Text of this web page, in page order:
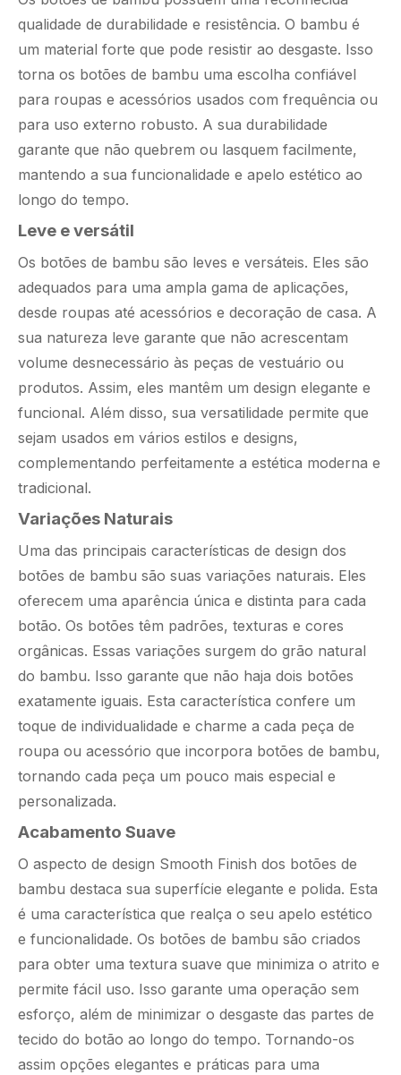
qualidade de durabilidade e resistência. O bambu é
um material forte que pode resistir ao desgaste. Isso
torna os botões de bambu uma escolha confiável
para roupas e acessórios usados ​​com frequência ou
para uso externo robusto. A sua durabilidade
garante que não quebrem ou lasquem facilmente,
mantendo a sua funcionalidade e apelo estético ao
longo do tempo.
Leve e versátil
Os botões de bambu são leves e versáteis. Eles são
adequados para uma ampla gama de aplicações,
desde roupas até acessórios e decoração de casa. A
sua natureza leve garante que não acrescentam
volume desnecessário às peças de vestuário ou
produtos. Assim, eles mantêm um design elegante e
funcional. Além disso, sua versatilidade permite que
sejam usados ​​em vários estilos e designs,
complementando perfeitamente a estética moderna e
tradicional.
Variações Naturais
Uma das principais características de design dos
botões de bambu são suas variações naturais. Eles
oferecem uma aparência única e distinta para cada
botão. Os botões têm padrões, texturas e cores
orgânicas. Essas variações surgem do grão natural
do bambu. Isso garante que não haja dois botões
exatamente iguais. Esta característica confere um
toque de individualidade e charme a cada peça de
roupa ou acessório que incorpora botões de bambu,
tornando cada peça um pouco mais especial e
personalizada.
Acabamento Suave
O aspecto de design Smooth Finish dos botões de
bambu destaca sua superfície elegante e polida. Esta
é uma característica que realça o seu apelo estético
e funcionalidade. Os botões de bambu são criados
para obter uma textura suave que minimiza o atrito e
permite fácil uso. Isso garante uma operação sem
esforço, além de minimizar o desgaste das partes de
tecido do botão ao longo do tempo. Tornando-os
assim opções elegantes e práticas para uma